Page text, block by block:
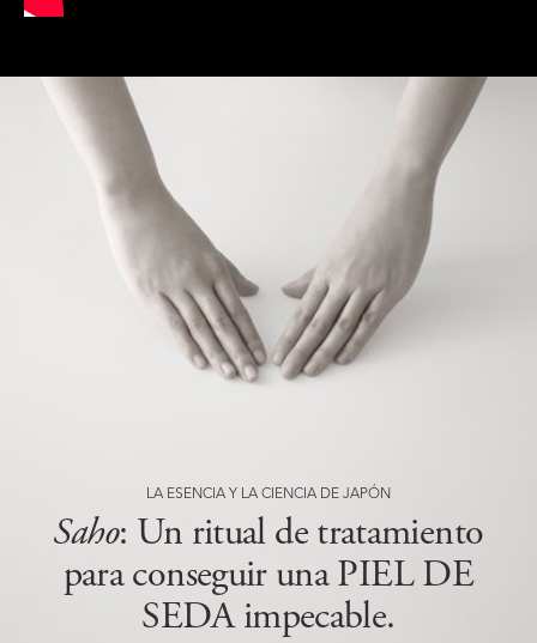
LA ESENCIA Y LA CIENCIA DE JAPÓN
Saho: Un ritual de tratamiento
para conseguir una PIEL DE
SEDA impecable.